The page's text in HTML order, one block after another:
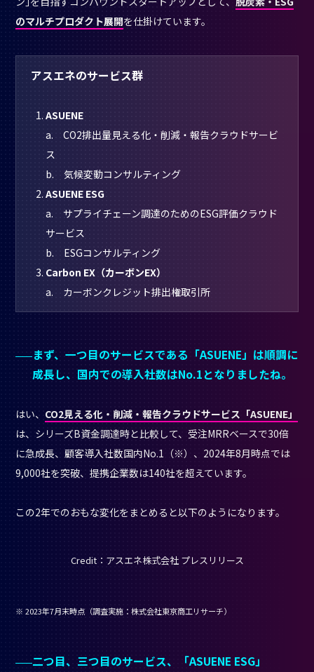
のマルチプロダクト展開を仕掛けています。
アスエネのサービス群
ASUENE
a. CO2排出量見える化・削減・報告クラウドサービ
ス
b. 気候変動コンサルティング
ASUENE ESG
a. サプライチェーン調達のためのESG評価クラウド
サービス
b. ESGコンサルティング
Carbon EX（カーボンEX）
a. カーボンクレジット排出権取引所
まず、一つ目のサービスである「ASUENE」は順調に
成長し、国内での導入社数はNo.1となりましたね。
はい、 CO2見える化・削減・報告クラウドサービス「ASUENE」
は、シリーズB資金調達時と比較して、受注MRRベースで30倍
に急成長、顧客導入社数国内No.1（※）、2024年8月時点では
9,000社を突破、提携企業数は140社を超えています。
この2年でのおもな変化をまとめると以下のようになります。
Credit：アスエネ株式会社 プレスリリース
※ 2023年7月末時点（調査実施：株式会社東京商工リサーチ）
二つ目、三つ目のサービス、「ASUENE ESG」